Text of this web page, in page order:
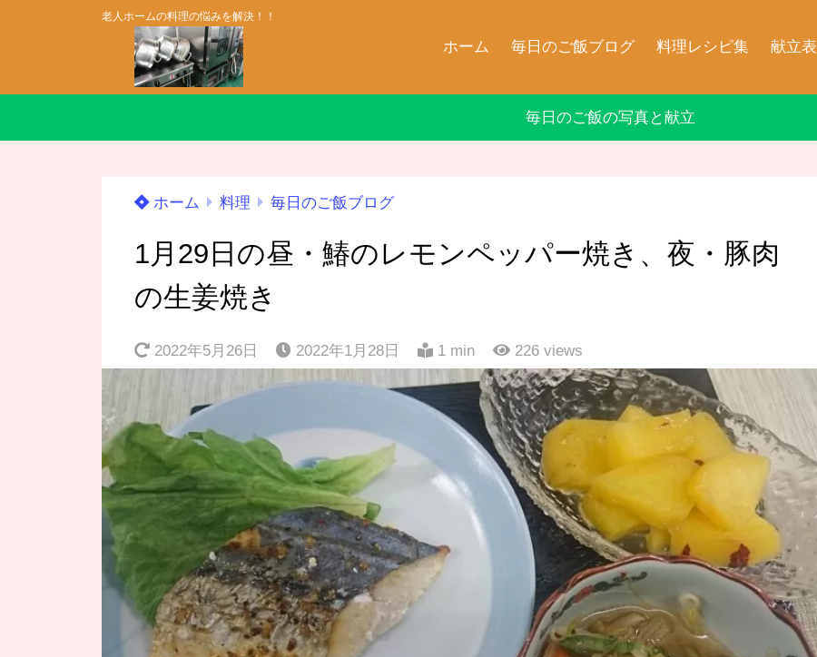
老人ホームの料理の悩みを解決！！
ホーム 毎日のご飯ブログ 料理レシピ集 献立表
毎日のご飯の写真と献立
ホーム 料理 毎日のご飯ブログ
1月29日の昼・鰆のレモンペッパー焼き、夜・豚肉
の生姜焼き
2022年5月26日 2022年1月28日 1 min 226 views